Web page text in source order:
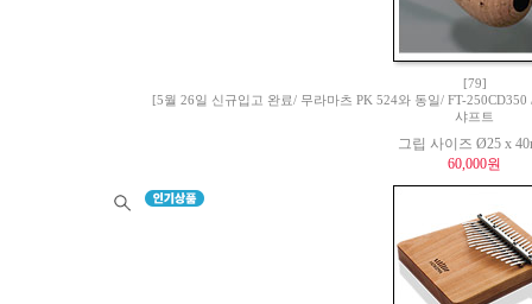
[79]
[5월 26일 신규입고 완료/ 무라마츠 PK 524와 동일/ FT-
샤프트
그립 사이즈 Ø25 x
60,000원